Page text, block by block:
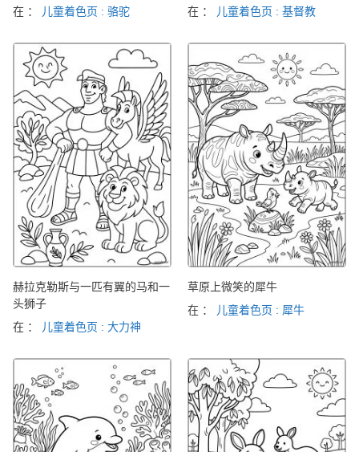
在 ：
儿童着色页 : 骆驼
在 ：
儿童着色页 : 基督教
赫拉克勒斯与一匹有翼的马和一
头狮子
在 ：
儿童着色页 : 大力神
草原上微笑的犀牛
在 ：
儿童着色页 : 犀牛